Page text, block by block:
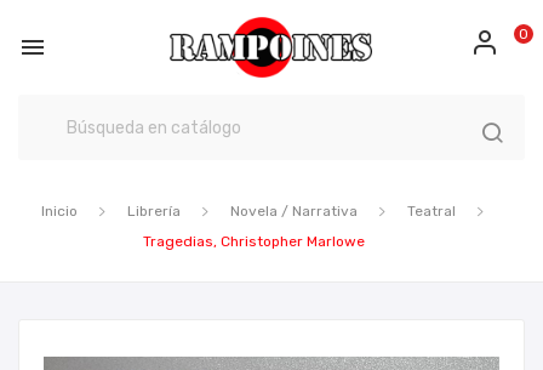
 0
Inicio Librería Novela / Narrativa
Teatral
Tragedias, Christopher Marlowe